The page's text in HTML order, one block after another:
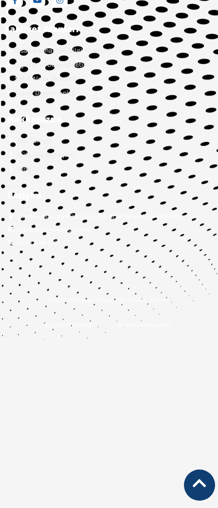
Faaliyet Alanları
İnsan Kaynakları Bilgi Yönetimi
Lojistik ve Depo Yönetimi
Satın Alma Yönetimi
Teşvik Danışmanlığı
Hakkımızda
Bizi Tanıyın
Güleryüz’de Yaşam
Blog
İletişim
Şehitler Mah. Kamil Su Cad. No: 5/7A Şehzadeler MANİSA
info@guleryuzgroup.com
0236 238 31 01
© 2025 Güleryüz Group. Tüm Hakları Saklıdır.
Gizlilik Politikası Kullanım Koşulları